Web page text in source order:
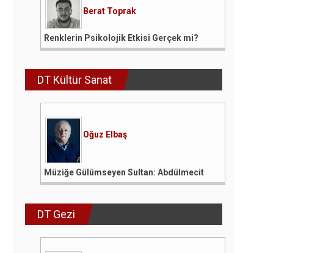
Berat Toprak
Renklerin Psikolojik Etkisi Gerçek mi?
DT Kültür Sanat
Oğuz Elbaş
Müziğe Gülümseyen Sultan: Abdülmecit
DT Gezi